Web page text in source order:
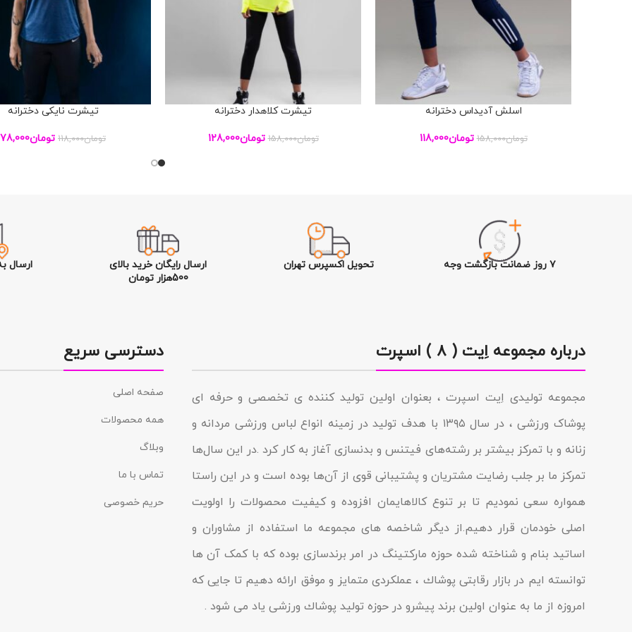
افزودن به سبد خریداسلش آدیداس دخترانه
تومان158,000 تومان118,000
افزودن به سبد خریدتیشرت کلاهدار دخترانه
تومان158,000 تومان128,000
افزودن به سبد خریدتیشرت نایکی دخترانه
تومان118,000 تومان78,000
۷ روز ضمانت بازگشت وجه تحویل اکسپرس تهران
ارسال رایگان خرید بالای
500هزار تومان
ارسال
درباره مجموعه اِیت ( ۸ ) اسپرت
مجموعه تولیدى اِیت اسپرت ، بعنوان اولین تولید کننده ی تخصصی و حرفه ای
پوشاک ورزشی ، در سال ۱۳۹۵ با هدف تولید در زمینه انواع لباس ورزشی مردانه و
زنانه و با تمرکز بیشتر بر رشته‌های فیتنس و بدنسازی آغاز به کار کرد .در این سال‌ها
تمرکز ما بر جلب رضایت مشتریان و پشتیبانی قوی از آن‌ها بوده است و در این راستا
همواره سعی نمودیم تا بر تنوع کالاهایمان افزوده و کیفیت محصولات را اولویت
اصلی خودمان قرار دهیم.از دیگر شاخصه هاى مجموعه ما استفاده از مشاوران و
اساتید بنام و شناخته شده حوزه مارکتینگ در امر برندسازى بوده که با کمک آن ها
توانسته ایم در بازار رقابتى پوشاك ، عملکردى متمایز و موفق ارائه دهیم تا جایى که
امروزه از ما به عنوان اولین برند پیشرو در حوزه تولید پوشاك ورزشی یاد مى شود .
دسترسی سریع
صفحه اصلی
همه محصولات
وبلاگ
تماس با ما
حریم خصوصی